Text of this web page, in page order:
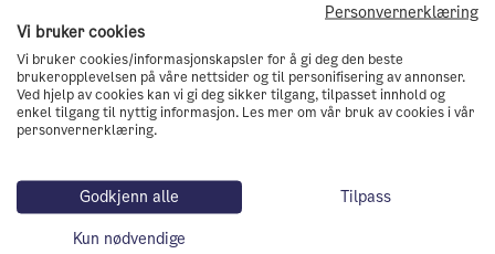
Nå gjelder det å snu hver stein (og
bruke den på nytt)
Bygg og anlegg
Personvernerklæring
Vi bruker cookies
Vi bruker cookies/informasjonskapsler for å gi deg den beste
brukeropplevelsen på våre nettsider og til personifisering av annonser.
Ved hjelp av cookies kan vi gi deg sikker tilgang, tilpasset innhold og
enkel tilgang til nyttig informasjon. Les mer om vår bruk av cookies i vår
personvernerklæring.
Godkjenn alle
Tilpass
Kun nødvendige